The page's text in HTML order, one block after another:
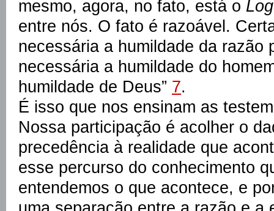
mesmo, agora, no fato, está o
entre nós. O fato é razoável.
necessária a humildade da razão
necessária a humildade do
humildade de Deus” 7.
É isso que nos ensinam as
Nossa participação é acolher o
precedência à realidade que
esse percurso do conhecimento
entendemos o que acontece, e